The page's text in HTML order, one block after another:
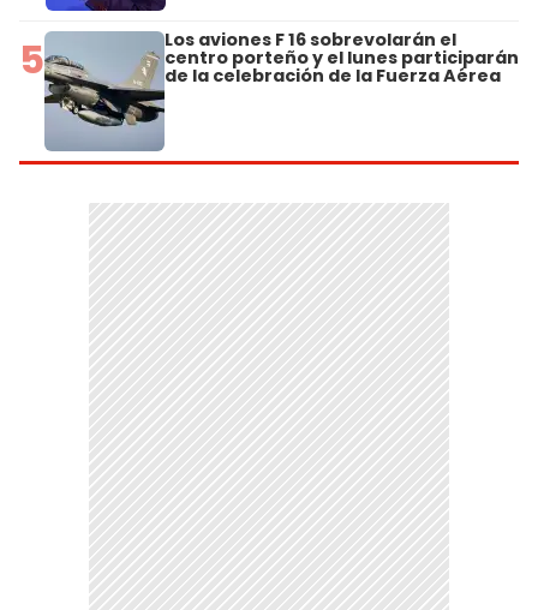
5 Los aviones F 16 sobrevolarán el
centro porteño y el lunes participarán
de la celebración de la Fuerza Aérea